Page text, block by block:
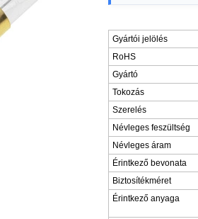
Gyártói jelölés
RoHS
Gyártó
Tokozás
Szerelés
Névleges feszültség
Névleges áram
Érintkező bevonata
Biztosítékméret
Érintkező anyaga